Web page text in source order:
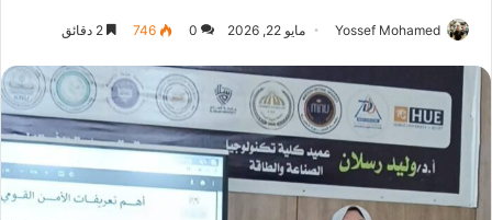
Yossef Mohamed مايو 22, 2026 0
746